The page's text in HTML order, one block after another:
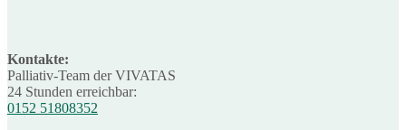
Kontakte:
Palliativ-Team der VIVATAS
24 Stunden erreichbar:
0152 51808352